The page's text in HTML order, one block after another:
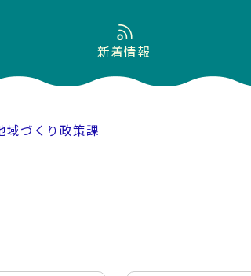
新着情報
域づくり政策課